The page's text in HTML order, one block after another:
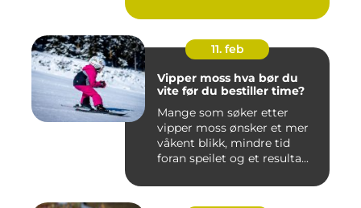
11. feb
Vipper moss hva bør du
vite før du bestiller time?
Mange som søker etter
vipper moss ønsker et mer
våkent blikk, mindre tid
foran speilet og et resulta...